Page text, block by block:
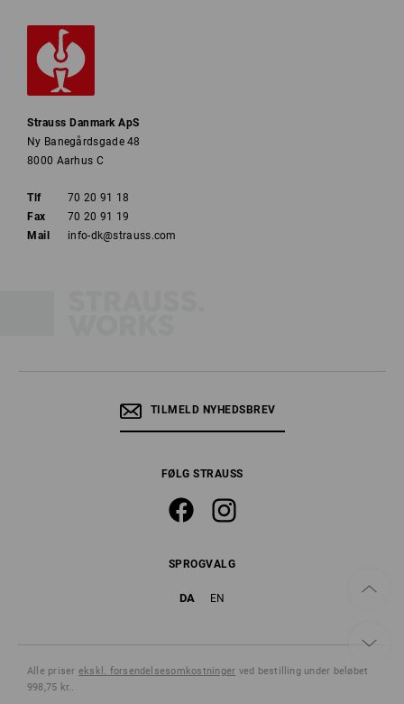
Strauss Danmark ApS
Ny Banegårdsgade 48
8000 Aarhus C
Tlf
70 20 91 18
Fax
70 20 91 19
Mail
info-dk@strauss.com
TILMELD NYHEDSBREV
FØLG STRAUSS
SPROGVALG
DA EN
Alle priser ekskl. forsendelsesomkostninger ved bestilling under beløbet
998,75 kr..